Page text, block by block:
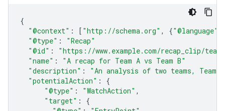
{
"@context" : [ "http://schema.org" , {"@language"
"@type" :
"Recap"
"@id" :
"https://www.example.com/recap_clip/
"name" :
"A recap for Team A vs Team B"
"description" :
"An analysis of two teams, Team
"potentialAction" :
{
"@type" : "WatchAction" ,
"target" :
{